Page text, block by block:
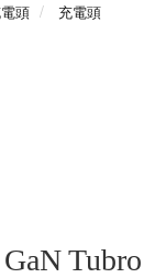
頭 充電頭